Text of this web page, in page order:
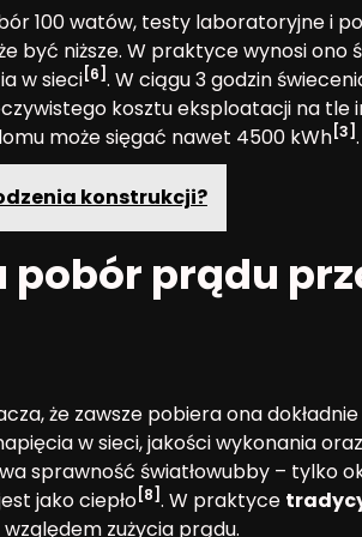
100 watów, testy laboratoryjne i
być niższe. W praktyce wynosi ono
w sieci[6]. W ciągu 3 godzin
kosztu eksploatacji na tle
może sięgać nawet 4500 kWh[3].
konstrukcji?
prądu
że zawsze pobiera ona
w sieci, jakości wykonania
sprawność światłowubby – tylko
jako ciepło[8]. W praktyce
zużycia prądu.